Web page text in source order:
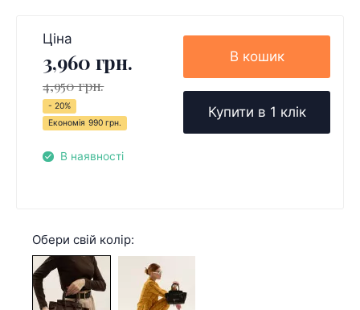
Ціна
3,960 грн.
4,950 грн.
- 20%
Економія 990 грн.
В наявності
В кошик
Купити в 1 клік
Обери свій колір: